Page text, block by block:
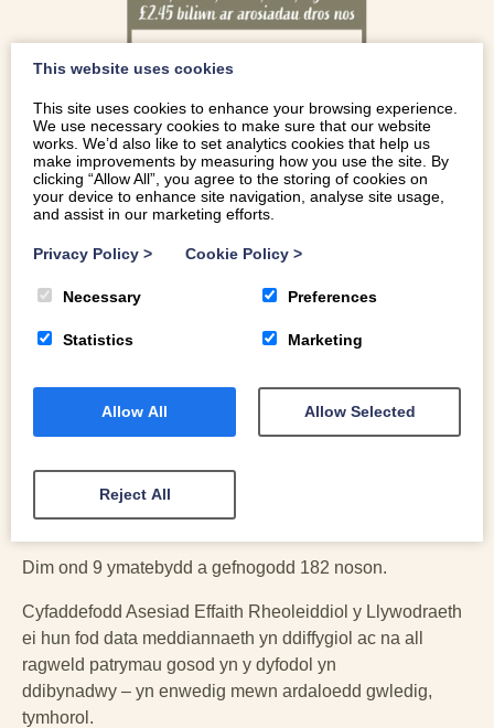
WYDDOCH CHI?
Canfu ymgynghoriad Llywodraeth Cymru ei hun fod y
rhan fwyaf o’r ymatebwyr yn cefnogi 105 noson fel trothwy
tecach ac ymarferol.
Dim ond 9 ymatebydd a gefnogodd 182 noson.
Cyfaddefodd Asesiad Effaith Rheoleiddiol y Llywodraeth
ei hun fod data meddiannaeth yn ddiffygiol ac na all
ragweld patrymau gosod yn y dyfodol yn
ddibynadwy – yn enwedig mewn ardaloedd gwledig,
tymhorol.
This website uses cookies
This site uses cookies to enhance your browsing experience.
We use necessary cookies to make sure that our website
works. We’d also like to set analytics cookies that help us
make improvements by measuring how you use the site. By
clicking “Allow All”, you agree to the storing of cookies on
your device to enhance site navigation, analyse site usage,
and assist in our marketing efforts.
Privacy Policy > Cookie Policy >
Necessary Preferences
Statistics Marketing
Allow All Allow Selected
Reject All